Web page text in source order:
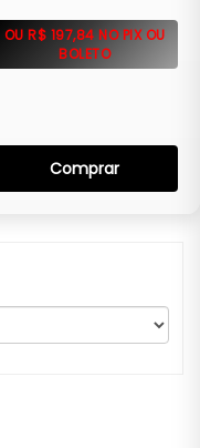
OU R$ 197,84 NO PIX OU
BOLETO
Comprar